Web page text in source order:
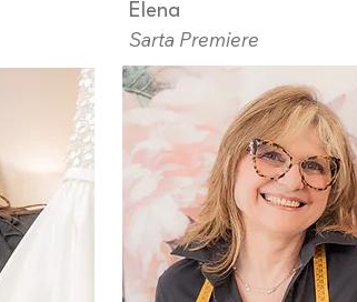
Elena
Sarta Premiere